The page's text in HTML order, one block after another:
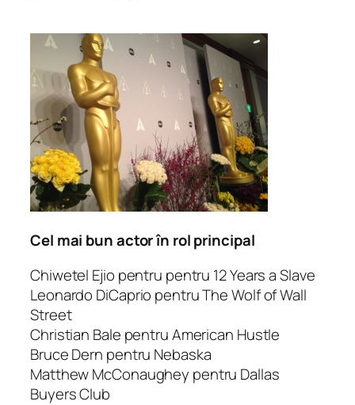
Cel mai bun actor în rol principal
Chiwetel Ejio pentru pentru 12 Years a Slave
Leonardo DiCaprio pentru The Wolf of Wall
Street
Christian Bale pentru American Hustle
Bruce Dern pentru Nebaska
Matthew McConaughey pentru Dallas
Buyers Club